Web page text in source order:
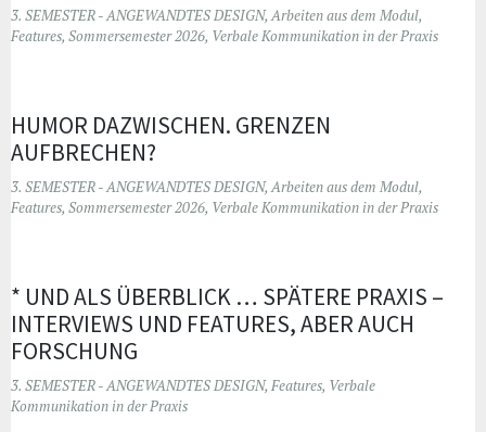
3. SEMESTER - ANGEWANDTES DESIGN, Arbeiten aus dem Modul,
Features, Sommersemester 2026, Verbale Kommunikation in der Praxis
HUMOR DAZWISCHEN. GRENZEN
AUFBRECHEN?
3. SEMESTER - ANGEWANDTES DESIGN, Arbeiten aus dem Modul,
Features, Sommersemester 2026, Verbale Kommunikation in der Praxis
* UND ALS ÜBERBLICK … SPÄTERE PRAXIS –
INTERVIEWS UND FEATURES, ABER AUCH
FORSCHUNG
3. SEMESTER - ANGEWANDTES DESIGN, Features, Verbale
Kommunikation in der Praxis